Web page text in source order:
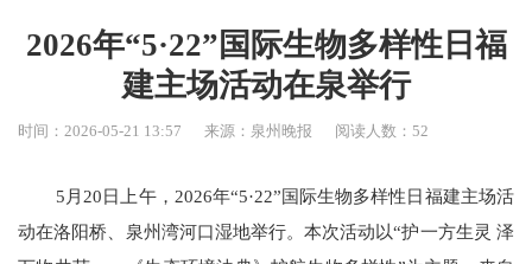
2026年“5·22”国际生物多样性日福
建主场活动在泉举行
时间：2026-05-21 13:57 来源：泉州晚报 阅读人数：52
5月20日上午，2026年“5·22”国际生物多样性日福建主场活
动在洛阳桥、泉州湾河口湿地举行。本次活动以“护一方生灵 泽